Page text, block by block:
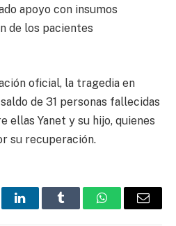
apoyo con insumos
de los pacientes
oficial, la tragedia en
de 31 personas fallecidas
ellas Yanet y su hijo, quienes
su recuperación.
LinkedInTumblr WhatsAppEmail